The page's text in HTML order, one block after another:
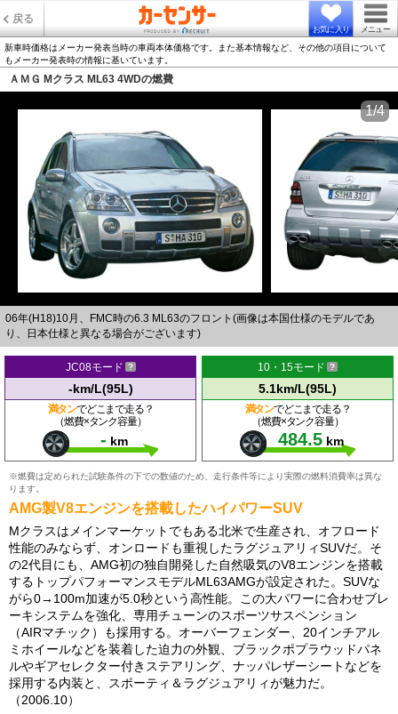
戻る
お気に入り メニュー
新車時価格はメーカー発表当時の車両本体価格です。また基本情報など、その他の項目について
もメーカー発表時の情報に基いています。
ＡＭＧ Mクラス ML63 4WDの燃費
06年(H18)10月、FMC時の6.3 ML63のフロント(画像は本国仕様のモデルであ
り、日本仕様と異なる場合がございます)
1/4
JC08モード
-km/L(95L)
満タンでどこまで走る？
（燃費×タンク容量）
- km
10・15モード
5.1km/L(95L)
満タンでどこまで走る？
（燃費×タンク容量）
484.5 km
※燃費は定められた試験条件の下での数値のため、走行条件等により実際の燃料消費率は異な
ります。
AMG製V8エンジンを搭載したハイパワーSUV
Mクラスはメインマーケットでもある北米で生産され、オフロード
性能のみならず、オンロードも重視したラグジュアリィSUVだ。そ
の2代目にも、AMG初の独自開発した自然吸気のV8エンジンを搭載
するトップパフォーマンスモデルML63AMGが設定された。SUVな
がら0→100m加速が5.0秒という高性能。この大パワーに合わせブレ
ーキシステムを強化、専用チューンのスポーツサスペンション
（AIRマチック）も採用する。オーバーフェンダー、20インチアル
ミホイールなどを装着した迫力の外観、ブラックポプラウッドパネ
ルやギアセレクター付きステアリング、ナッパレザーシートなどを
採用する内装と、スポーティ＆ラグジュアリィが魅力だ。
（2006.10）